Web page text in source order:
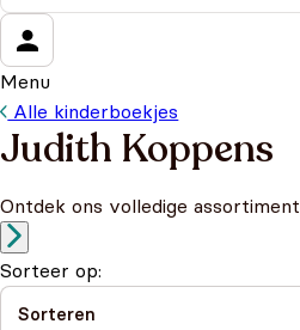
Menu
Alle kinderboekjes
Judith Koppens
Ontdek ons volledige assortiment
Sorteer op: